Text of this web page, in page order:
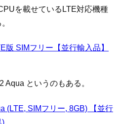
を載せているLTE対応機種
版 SIMフリー【並行輸入品】
Aqua というのもある。
(LTE, SIMフリー, 8GB) 【並行
)